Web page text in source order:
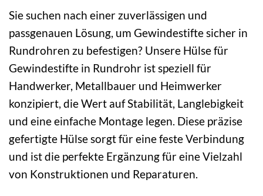
Sie suchen nach einer zuverlässigen und
passgenauen Lösung, um Gewindestifte sicher in
Rundrohren zu befestigen? Unsere Hülse für
Gewindestifte in Rundrohr ist speziell für
Handwerker, Metallbauer und Heimwerker
konzipiert, die Wert auf Stabilität, Langlebigkeit
und eine einfache Montage legen. Diese präzise
gefertigte Hülse sorgt für eine feste Verbindung
und ist die perfekte Ergänzung für eine Vielzahl
von Konstruktionen und Reparaturen.